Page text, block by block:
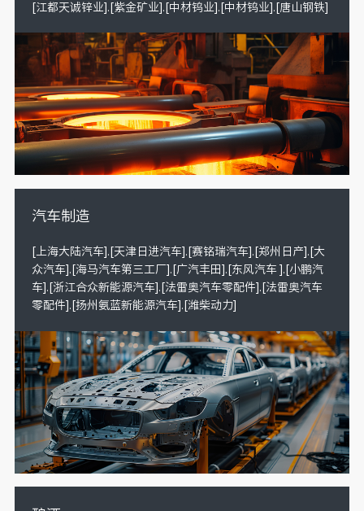
[江都天诚锌业].[紫金矿业].[中材钨业].[中材钨业].[唐山钢铁]
汽车制造
[上海大陆汽车].[天津日进汽车].[赛铭瑞汽车].[郑州日产].[大
众汽车].[海马汽车第三工厂].[广汽丰田].[东风汽车 ].[小鹏汽
车].[浙江合众新能源汽车].[法雷奥汽车零配件].[法雷奥汽车
零配件].[扬州氨蓝新能源汽车].[潍柴动力]